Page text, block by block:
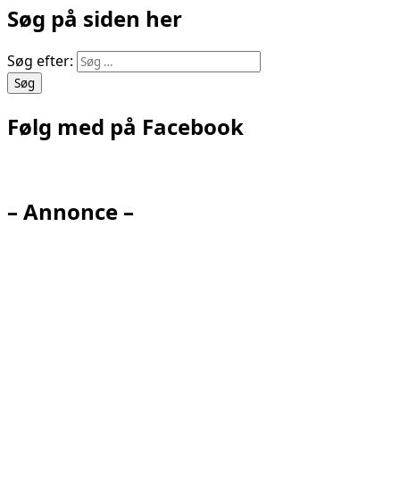
Søg på siden her
Søg efter:
Følg med på Facebook
– Annonce –